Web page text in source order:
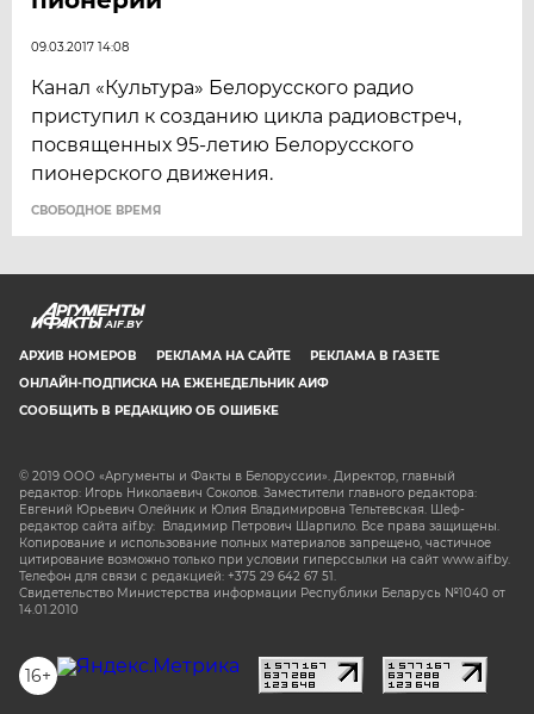
09.03.2017 14:08
Канал «Культура» Белорусского радио
приступил к созданию цикла радиовстреч,
посвященных 95-летию Белорусского
пионерского движения.
CВОБОДНОЕ ВРЕМЯ
AIF.BY
АРХИВ НОМЕРОВ РЕКЛАМА НА САЙТЕ
РЕКЛАМА В ГАЗЕТЕ
ОНЛАЙН-ПОДПИСКА НА ЕЖЕНЕДЕЛЬНИК АИФ
СООБЩИТЬ В РЕДАКЦИЮ ОБ ОШИБКЕ
© 2019 ООО «Аргументы и Факты в Белоруссии». Директор, главный
редактор: Игорь Николаевич Соколов. Заместители главного редактора:
Евгений Юрьевич Олейник и Юлия Владимировна Тельтевская. Шеф-
редактор сайта aif.by: Владимир Петрович Шарпило. Все права защищены.
Копирование и использование полных материалов запрещено, частичное
цитирование возможно только при условии гиперссылки на сайт www.aif.by.
Телефон для связи с редакцией: +375 29 642 67 51.
Свидетельство Министерства информации Республики Беларусь №1040 от
14.01.2010
16+